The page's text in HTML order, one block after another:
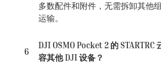
多数配件和附件，无需拆卸其他
运输。
6
DJI OSMO Pocket 2 的 STARTRC
容其他 DJI 设备？